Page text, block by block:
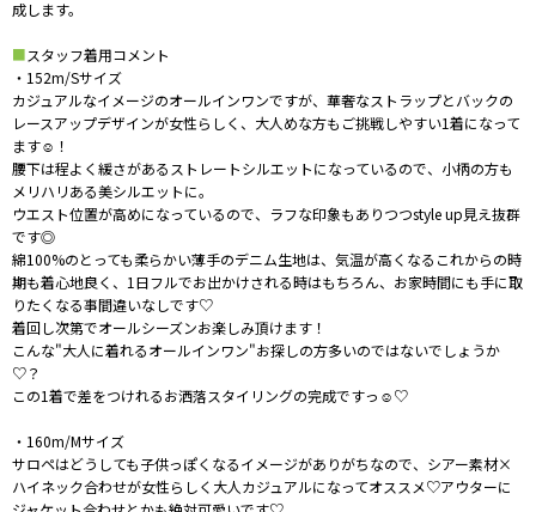
成します。
■スタッフ着用コメント
・152m/Sサイズ
カジュアルなイメージのオールインワンですが、華奢なストラップとバックの
レースアップデザインが女性らしく、大人めな方もご挑戦しやすい1着になって
ます☺！
腰下は程よく緩さがあるストレートシルエットになっているので、小柄の方も
メリハリある美シルエットに。
ウエスト位置が高めになっているので、ラフな印象もありつつstyle up見え抜群
です◎
綿100%のとっても柔らかい薄手のデニム生地は、気温が高くなるこれからの時
期も着心地良く、1日フルでお出かけされる時はもちろん、お家時間にも手に取
りたくなる事間違いなしです♡
着回し次第でオールシーズンお楽しみ頂けます！
こんな"大人に着れるオールインワン"お探しの方多いのではないでしょうか
♡？
この1着で差をつけれるお洒落スタイリングの完成ですっ☺︎♡
・160m/Mサイズ
サロペはどうしても子供っぽくなるイメージがありがちなので、シアー素材×
ハイネック合わせが女性らしく大人カジュアルになってオススメ♡アウターに